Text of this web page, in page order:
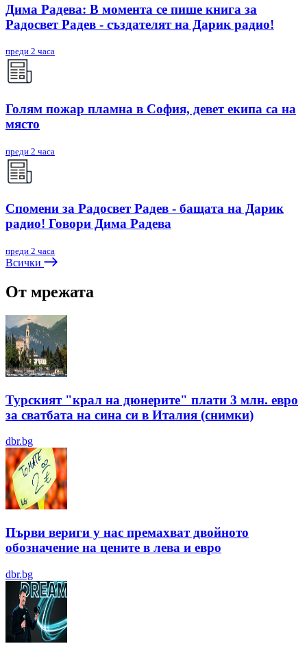
Дима Радева: В момента се пише книга за
Радосвет Радев - създателят на Дарик радио!
преди 2 часа
Голям пожар пламна в София, девет екипа са на
място
преди 2 часа
Спомени за Радосвет Радев - бащата на Дарик
радио! Говори Дима Радева
преди 2 часа
Всички
От мрежата
Турският "крал на дюнерите" плати 3 млн. евро
за сватбата на сина си в Италия (снимки)
dbr.bg
Първи вериги у нас премахват двойното
обозначение на цените в лева и евро
dbr.bg